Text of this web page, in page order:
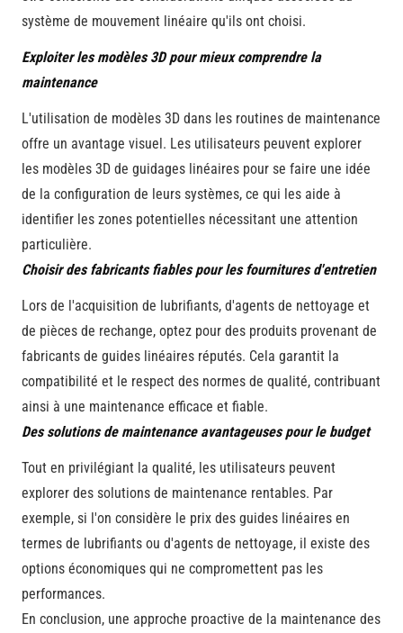
système de mouvement linéaire qu'ils ont choisi.
Exploiter les modèles 3D pour mieux comprendre la
maintenance
L'utilisation de modèles 3D dans les routines de maintenance
offre un avantage visuel. Les utilisateurs peuvent explorer
les modèles 3D de guidages linéaires pour se faire une idée
de la configuration de leurs systèmes, ce qui les aide à
identifier les zones potentielles nécessitant une attention
particulière.
Choisir des fabricants fiables pour les fournitures d'entretien
Lors de l'acquisition de lubrifiants, d'agents de nettoyage et
de pièces de rechange, optez pour des produits provenant de
fabricants de guides linéaires réputés. Cela garantit la
compatibilité et le respect des normes de qualité, contribuant
ainsi à une maintenance efficace et fiable.
Des solutions de maintenance avantageuses pour le budget
Tout en privilégiant la qualité, les utilisateurs peuvent
explorer des solutions de maintenance rentables. Par
exemple, si l'on considère le prix des guides linéaires en
termes de lubrifiants ou d'agents de nettoyage, il existe des
options économiques qui ne compromettent pas les
performances.
En conclusion, une approche proactive de la maintenance des